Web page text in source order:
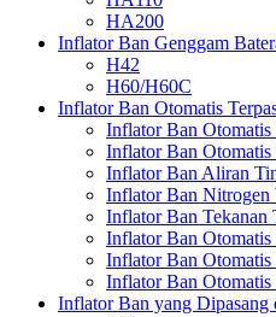
HA200
Inflator Ban Genggam
H42
H60/H60C
Inflator Ban Otomatis
Inflator Ban
Inflator Ban
Inflator Ban Aliran
Inflator Ban Nitrogen
Inflator Ban Tekanan
Inflator Ban
Inflator Ban Otomatis
Inflator Ban
Inflator Ban yang Dipasang